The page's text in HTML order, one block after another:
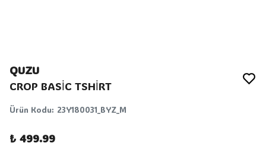
QUZU
CROP BASİC TSHİRT
Ürün Kodu: 23Y180031_BYZ_M
₺ 499.99